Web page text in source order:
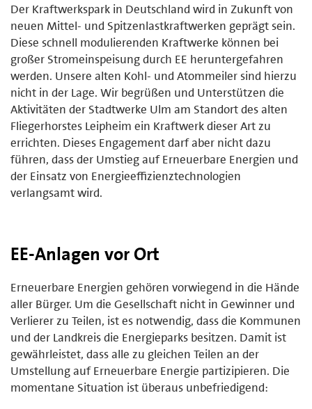
Der Kraftwerkspark in Deutschland wird in Zukunft von
neuen Mittel- und Spitzenlastkraftwerken geprägt sein.
Diese schnell modulierenden Kraftwerke können bei
großer Stromeinspeisung durch EE heruntergefahren
werden. Unsere alten Kohl- und Atommeiler sind hierzu
nicht in der Lage. Wir begrüßen und Unterstützen die
Aktivitäten der Stadtwerke Ulm am Standort des alten
Fliegerhorstes Leipheim ein Kraftwerk dieser Art zu
errichten. Dieses Engagement darf aber nicht dazu
führen, dass der Umstieg auf Erneuerbare Energien und
der Einsatz von Energieeffizienztechnologien
verlangsamt wird.
EE-Anlagen vor Ort
Erneuerbare Energien gehören vorwiegend in die Hände
aller Bürger. Um die Gesellschaft nicht in Gewinner und
Verlierer zu Teilen, ist es notwendig, dass die Kommunen
und der Landkreis die Energieparks besitzen. Damit ist
gewährleistet, dass alle zu gleichen Teilen an der
Umstellung auf Erneuerbare Energie partizipieren. Die
momentane Situation ist überaus unbefriedigend: